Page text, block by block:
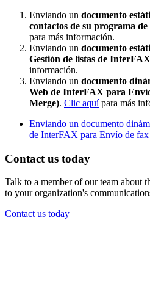
Enviando un documento
contactos de su programa
para más información.
Enviando un documento
Gestión de listas de InterFAX
información.
Enviando un documento
Web de InterFAX para
Merge). Clic aquípara más
Enviando un documento
de InterFAX para Envío de
Contact us today
Talk to a member of our team about
to your organization's
Contact us today